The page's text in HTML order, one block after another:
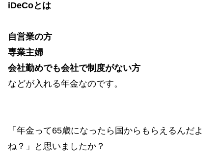
iDeCoとは
自営業の方
専業主婦
会社勤めでも会社で制度がない方
などが入れる年金なのです。
「年金って65歳になったら国からもらえるんだよ
ね？」と思いましたか？